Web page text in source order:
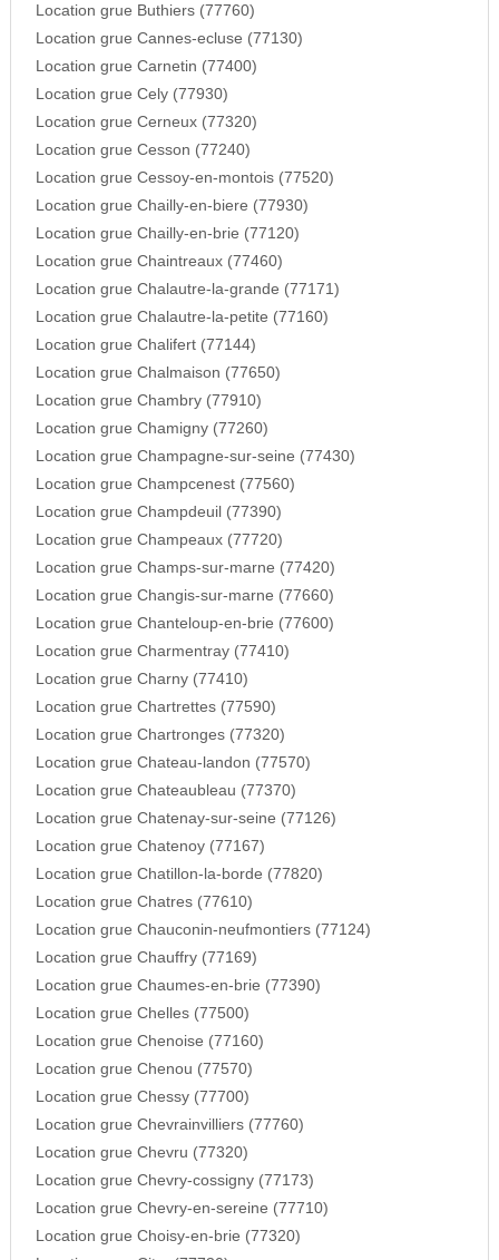
Location grue Buthiers (77760)
Location grue Cannes-ecluse (77130)
Location grue Carnetin (77400)
Location grue Cely (77930)
Location grue Cerneux (77320)
Location grue Cesson (77240)
Location grue Cessoy-en-montois (77520)
Location grue Chailly-en-biere (77930)
Location grue Chailly-en-brie (77120)
Location grue Chaintreaux (77460)
Location grue Chalautre-la-grande (77171)
Location grue Chalautre-la-petite (77160)
Location grue Chalifert (77144)
Location grue Chalmaison (77650)
Location grue Chambry (77910)
Location grue Chamigny (77260)
Location grue Champagne-sur-seine (77430)
Location grue Champcenest (77560)
Location grue Champdeuil (77390)
Location grue Champeaux (77720)
Location grue Champs-sur-marne (77420)
Location grue Changis-sur-marne (77660)
Location grue Chanteloup-en-brie (77600)
Location grue Charmentray (77410)
Location grue Charny (77410)
Location grue Chartrettes (77590)
Location grue Chartronges (77320)
Location grue Chateau-landon (77570)
Location grue Chateaubleau (77370)
Location grue Chatenay-sur-seine (77126)
Location grue Chatenoy (77167)
Location grue Chatillon-la-borde (77820)
Location grue Chatres (77610)
Location grue Chauconin-neufmontiers (77124)
Location grue Chauffry (77169)
Location grue Chaumes-en-brie (77390)
Location grue Chelles (77500)
Location grue Chenoise (77160)
Location grue Chenou (77570)
Location grue Chessy (77700)
Location grue Chevrainvilliers (77760)
Location grue Chevru (77320)
Location grue Chevry-cossigny (77173)
Location grue Chevry-en-sereine (77710)
Location grue Choisy-en-brie (77320)